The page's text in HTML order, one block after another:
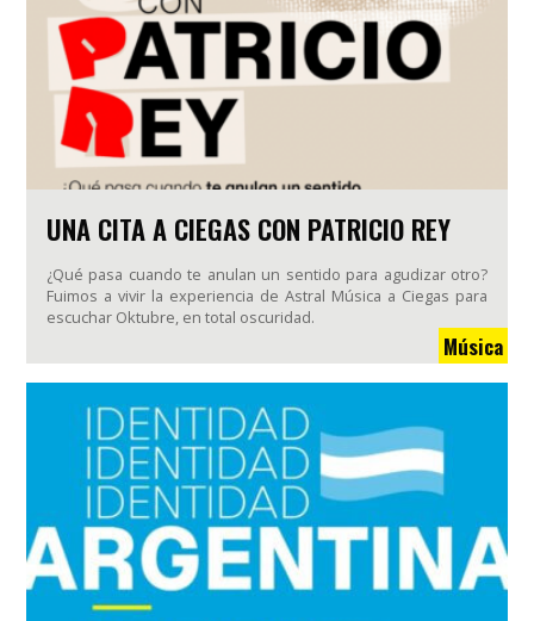
UNA CITA A CIEGAS CON PATRICIO REY
¿Qué pasa cuando te anulan un sentido para agudizar otro?
Fuimos a vivir la experiencia de Astral Música a Ciegas para
escuchar Oktubre, en total oscuridad.
Música